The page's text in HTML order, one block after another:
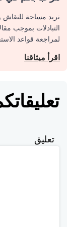
نريد مساحة للنقاش
التبادلات بموجب
لمراجعة قواعد
اقرأ ميثاقنا
تعليق